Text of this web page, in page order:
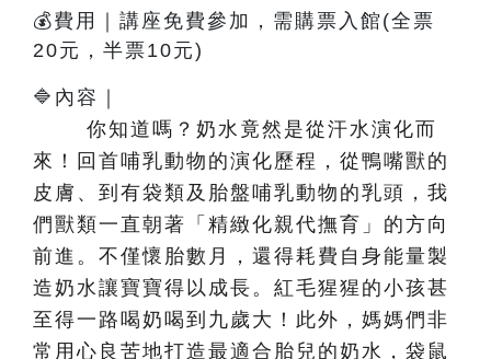
💰費用｜講座免費參加，需購票入館(全票
20元，半票10元)
🔷內容 ｜
你知道嗎？奶水竟然是從汗水演化而
來！回首哺乳動物的演化歷程，從鴨嘴獸的
皮膚、到有袋類及胎盤哺乳動物的乳頭，我
們獸類一直朝著「精緻化親代撫育」的方向
前進。不僅懷胎數月，還得耗費自身能量製
造奶水讓寶寶得以成長。紅毛猩猩的小孩甚
至得一路喝奶喝到九歲大！此外，媽媽們非
常用心良苦地打造最適合胎兒的奶水，袋鼠